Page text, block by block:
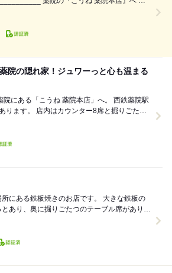
ね 薬院本店 ⏰【時
院の隠れ家！ジュワーっと心も温まる
8席と掘りごたつ
鉄板焼きのお店です。 大きな鉄板の
あり、奥に掘りごたつのテーブル席がありま